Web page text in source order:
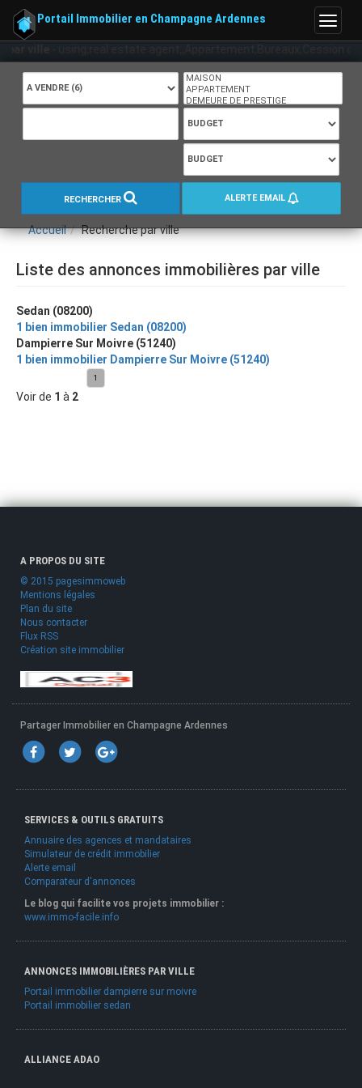
- using,real estate agent,,Appartement,Bureaux,Cession de
Menu
Portail Immobilier en Champagne Ardennes
RECHERCHER ALERTE EMAIL
Accueil Recherche par ville
Liste des annonces immobilières par ville
Sedan (08200)
1 bien immobilier Sedan (08200)
Dampierre Sur Moivre (51240)
1 bien immobilier Dampierre Sur Moivre (51240)
Voir de 1 à 2
1
A PROPOS DU SITE
© 2015 pagesimmoweb
Mentions légales
Plan du site
Nous contacter
Flux RSS
Création site immobilier
Partager Immobilier en Champagne Ardennes
SERVICES & OUTILS GRATUITS
Annuaire des agences et mandataires
Simulateur de crédit immobilier
Alerte email
Comparateur d'annonces
Le blog qui facilite vos projets immobilier :
www.immo-facile.info
ANNONCES IMMOBILIÈRES PAR VILLE
Portail immobilier dampierre sur moivre
Portail immobilier sedan
ALLIANCE ADAO